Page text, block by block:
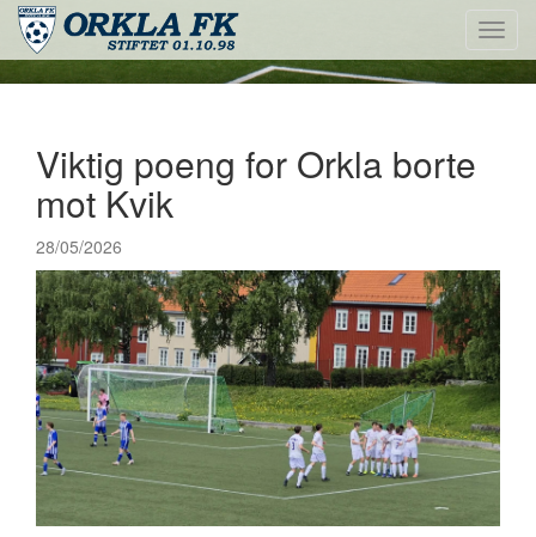
Viktig poeng for Orkla borte
mot Kvik
28/05/2026